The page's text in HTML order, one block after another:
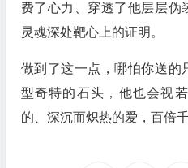
费了心力、穿透了他层层伪
灵魂深处靶心上的证明。
做到了这一点，哪怕你送的
型奇特的石头，他也会视
的、深沉而炽热的爱，百倍